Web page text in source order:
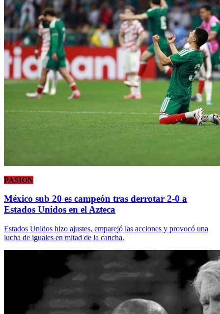
PASION
México sub 20 es campeón tras derrotar 2-0 a
Estados Unidos en el Azteca
Estados Unidos hizo ajustes, emparejó las acciones y provocó una
lucha de iguales en mitad de la cancha.